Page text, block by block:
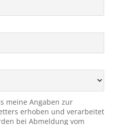
meine Angaben zur
erhoben und verarbeitet
bei Abmeldung vom